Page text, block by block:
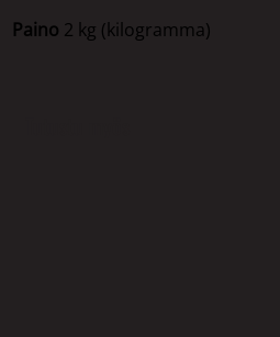
Paino 2 kg (kilogramma)